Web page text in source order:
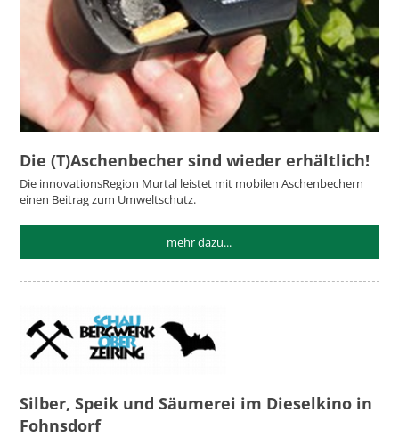
Die (T)Aschenbecher sind wieder erhältlich!
Die innovationsRegion Murtal leistet mit mobilen Aschenbechern
einen Beitrag zum Umweltschutz.
mehr dazu...
Silber, Speik und Säumerei im Dieselkino in
Fohnsdorf